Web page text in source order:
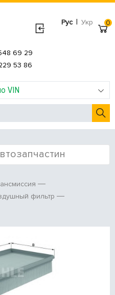
Рус | Укр
VIN
69 29
53 86
0
фильтр